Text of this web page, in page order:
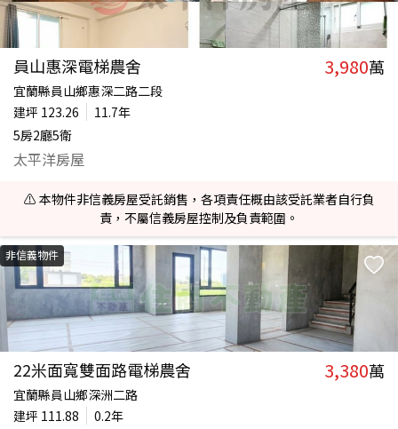
員山惠深電梯農舍 3,980萬
宜蘭縣員山鄉惠深二路二段
建坪 123.26
11.7年
5房2廳5衛
太平洋房屋
⚠️ 本物件非信義房屋受託銷售，各項責任概由該受託業者自行負
責，不屬信義房屋控制及負責範圍。
非信義物件
22米面寬雙面路電梯農舍 3,380萬
宜蘭縣員山鄉深洲二路
建坪 111.88
0.2年